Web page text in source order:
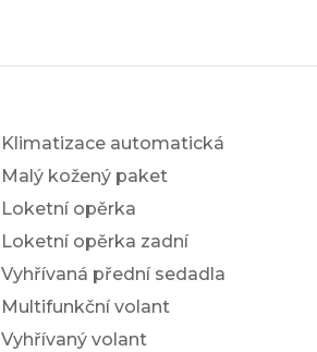
Klimatizace automatická
Malý kožený paket
Loketní opěrka
Loketní opěrka zadní
Vyhřívaná přední sedadla
Multifunkční volant
Vyhřívaný volant